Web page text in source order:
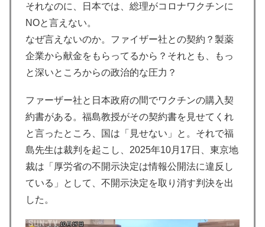
それなのに、日本では、総理がコロナワクチンに
NOと言えない。
なぜ言えないのか。ファイザー社との契約？製薬
企業から献金をもらってるから？それとも、もっ
と深いところからの政治的な圧力？
ファーザー社と日本政府の間でワクチンの購入契
約書がある。福島教授がその契約書を見せてくれ
と言ったところ、国は「見せない」と。それで福
島先生は裁判を起こし、2025年10月17日、東京地
裁は「厚労省の不開示決定は情報公開法に違反し
ている」として、不開示決定を取り消す判決を出
した。